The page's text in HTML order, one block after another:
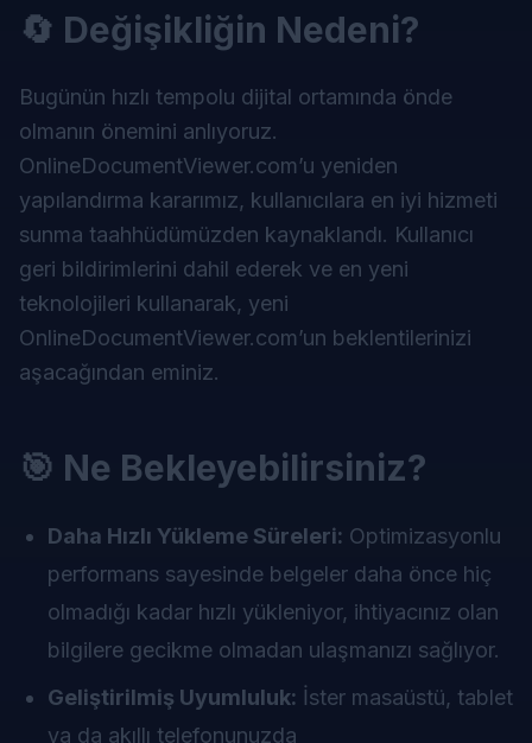
🔄 Değişikliğin Nedeni?
Bugünün hızlı tempolu dijital ortamında önde
olmanın önemini anlıyoruz.
OnlineDocumentViewer.com’u yeniden
yapılandırma kararımız, kullanıcılara en iyi hizmeti
sunma taahhüdümüzden kaynaklandı. Kullanıcı
geri bildirimlerini dahil ederek ve en yeni
teknolojileri kullanarak, yeni
OnlineDocumentViewer.com’un beklentilerinizi
aşacağından eminiz.
🎯 Ne Bekleyebilirsiniz?
Daha Hızlı Yükleme Süreleri: Optimizasyonlu
performans sayesinde belgeler daha önce hiç
olmadığı kadar hızlı yükleniyor, ihtiyacınız olan
bilgilere gecikme olmadan ulaşmanızı sağlıyor.
Geliştirilmiş Uyumluluk: İster masaüstü, tablet
ya da akıllı telefonunuzda